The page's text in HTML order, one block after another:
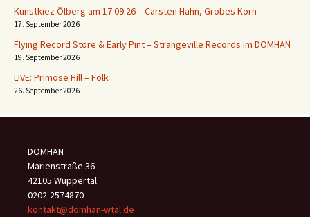
Kunstkiez Ölberg am 17.09.26 – Carsten Hahn, Grobes Korn
17. September 2026
Flying Record Store & Early Pint – Strangeville Records im DOMHAN
19. September 2026
LIVE: Primose Hill – Folk
26. September 2026
DOMHAN
Marienstraße 36
42105 Wuppertal
0202-2574870
kontakt@domhan-wtal.de